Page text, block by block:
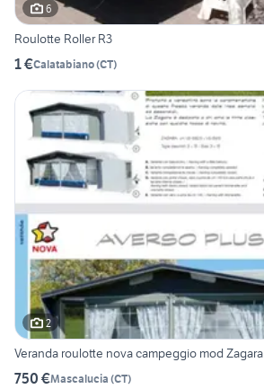
6
Roulotte Roller R3
1 €Calatabiano(CT)
2
Veranda roulotte nova campeggio mod Zagara
750 €Mascalucia (CT)